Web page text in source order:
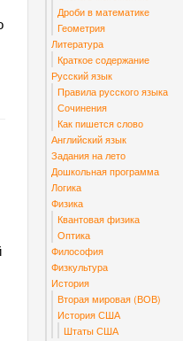
Дроби в математике
Геометрия
Литература
Краткое содержание
Русский язык
Правила русского языка
Сочинения
Как пишется слово
Английский язык
Задания на лето
Дошкольная программа
Логика
Физика
Квантовая физика
Оптика
Философия
Физкультура
История
Вторая мировая (ВОВ)
История США
Штаты США